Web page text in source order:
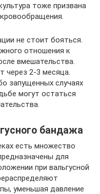
тоже призвана
не стоит бояться.
отношения к
вмешательства.
через 2-3 месяца.
запущенных случаях
могут остаться
бандажа
есть множество
для
при вальгусной
уменьшая давление